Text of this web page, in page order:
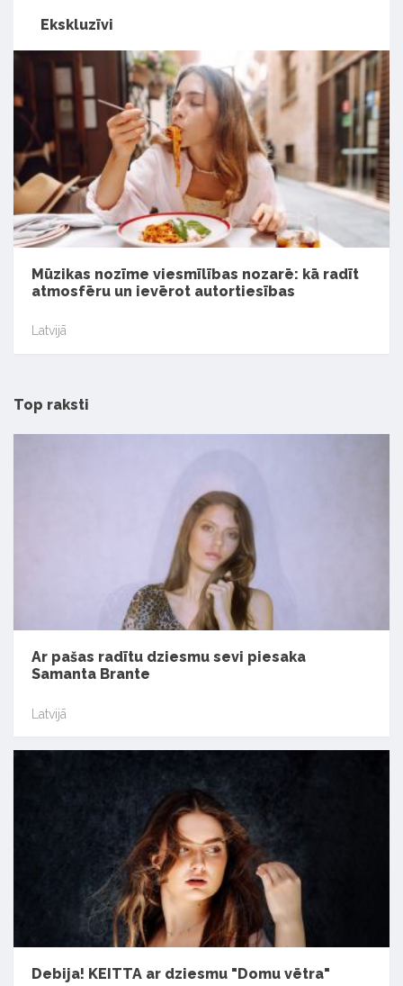
Ekskluzīvi
Mūzikas nozīme viesmīlības nozarē: kā radīt
atmosfēru un ievērot autortiesības
Latvijā
Top raksti
Ar pašas radītu dziesmu sevi piesaka
Samanta Brante
Latvijā
Debija! KEITTA ar dziesmu "Domu vētra"